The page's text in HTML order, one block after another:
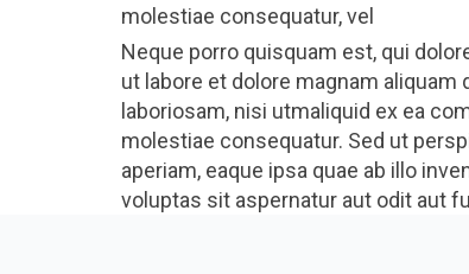
molestiae consequatur, vel
Neque porro quisquam est, qui
ut labore et dolore magnam
laboriosam, nisi utmaliquid ex ea
molestiae consequatur. Sed ut
aperiam, eaque ipsa quae ab illo
voluptas sit aspernatur aut odit aut